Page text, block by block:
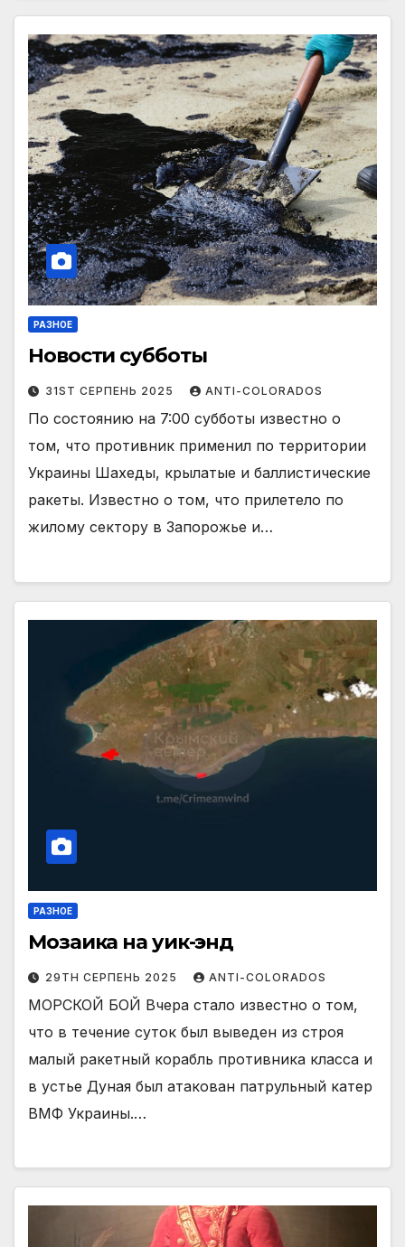
РАЗНОЕ
Новости субботы
31ST СЕРПЕНЬ 2025 ANTI-COLORADOS
По состоянию на 7:00 субботы известно о
том, что противник применил по территории
Украины Шахеды, крылатые и баллистические
ракеты. Известно о том, что прилетело по
жилому сектору в Запорожье и…
РАЗНОЕ
Мозаика на уик-энд
29TH СЕРПЕНЬ 2025 ANTI-COLORADOS
МОРСКОЙ БОЙ Вчера стало известно о том,
что в течение суток был выведен из строя
малый ракетный корабль противника класса и
в устье Дуная был атакован патрульный катер
ВМФ Украины.…